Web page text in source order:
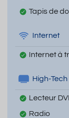
Tapis de
Internet
Internet à
High-Tech
Lecteur
Radio